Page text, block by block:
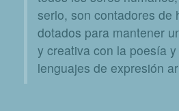
serlo, son contadores de
dotados para mantener
y creativa con la poesía
lenguajes de expresión